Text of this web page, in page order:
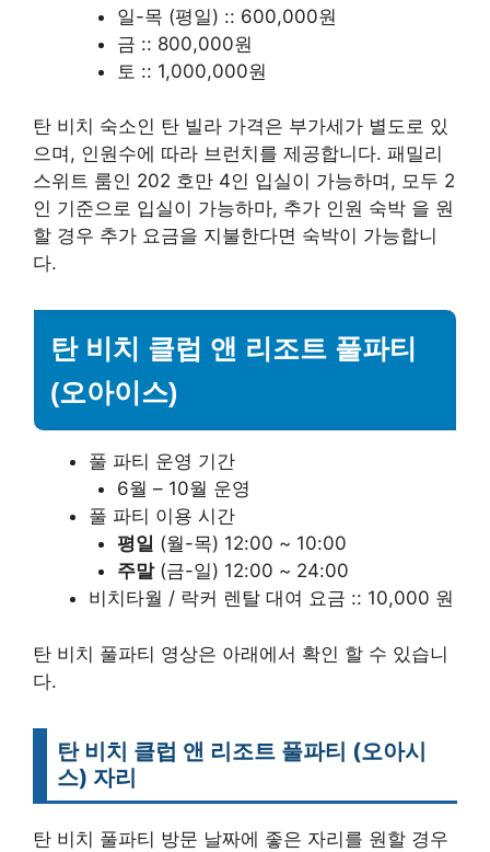
일-목 (평일) :: 600,000원
금 :: 800,000원
토 :: 1,000,000원
탄 비치 숙소인 탄 빌라 가격은 부가세가 별도로 있
으며, 인원수에 따라 브런치를 제공합니다. 패밀리
스위트 룸인 202 호만 4인 입실이 가능하며, 모두 2
인 기준으로 입실이 가능하마, 추가 인원 숙박 을 원
할 경우 추가 요금을 지불한다면 숙박이 가능합니
다.
탄 비치 클럽 앤 리조트 풀파티
(오아이스)
풀 파티 운영 기간
6월 – 10월 운영
풀 파티 이용 시간
평일 (월-목) 12:00 ~ 10:00
주말(금-일) 12:00 ~ 24:00
비치타월 / 락커 렌탈 대여 요금 :: 10,000 원
탄 비치 풀파티 영상은 아래에서 확인 할 수 있습니
다.
탄 비치 클럽 앤 리조트 풀파티 (오아시
스) 자리
탄 비치 풀파티 방문 날짜에 좋은 자리를 원할 경우